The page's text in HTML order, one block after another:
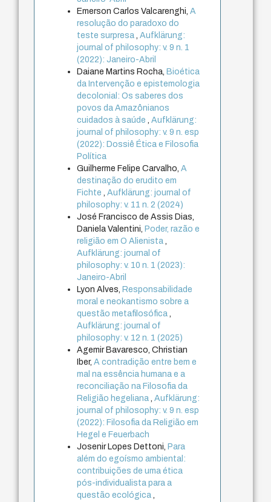
Emerson Carlos Valcarenghi,A
resolução do paradoxo do
teste surpresa ,Aufklärung:
journal of philosophy: v. 9 n. 1
(2022): Janeiro-Abril
Daiane Martins Rocha,Bioética
da Intervenção e epistemologia
decolonial: Os saberes dos
povos da Amazônianos
cuidados à saúde
,Aufklärung:
journal of philosophy: v. 9 n. esp
(2022): Dossiê Ética e Filosofia
Política
Guilherme Felipe Carvalho,A
destinação do erudito em
Fichte
,Aufklärung: journal of
philosophy: v. 11 n. 2 (2024)
José Francisco de Assis Dias,
Daniela Valentini,Poder, razão e
religião em O Alienista
Aufklärung: journal of
philosophy: v. 10 n. 1 (2023):
Janeiro-Abril
Lyon Alves,Responsabilidade
moral e neokantismo sobre a
questão metafilosófica
Aufklärung: journal of
philosophy: v. 12 n. 1 (2025)
Agemir Bavaresco, Christian
Iber,A contradição entre bem e
mal na essência humana e a
reconciliação na Filosofia da
Religião hegeliana ,Aufklärung:
journal of philosophy: v. 9 n. esp
(2022): Filosofia da Religião em
Hegel e Feuerbach
Josenir Lopes Dettoni,Para
além do egoísmo ambiental:
contribuições de uma ética
pós-individualista para a
questão ecológica